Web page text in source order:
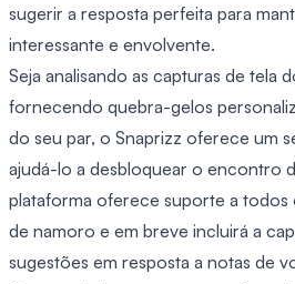
sugerir a resposta perfeita para
interessante e envolvente.
Seja analisando as capturas de tela
fornecendo quebra-gelos
do seu par, o Snaprizz oferece um
ajudá-lo a desbloquear o encontro
plataforma oferece suporte a todos
de namoro e em breve incluirá a
sugestões em resposta a notas de